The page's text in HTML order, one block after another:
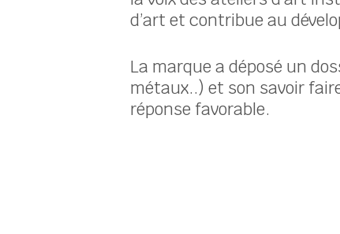
d’art et contribue au
La marque a déposé un
métaux..) et son savoir
réponse favorable.